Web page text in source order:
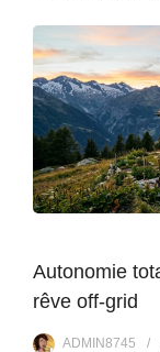
Autonomie
rêve off-grid
ADMIN8745